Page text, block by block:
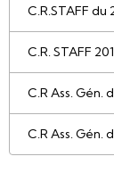
C.R.STAFF du
C.R. STAFF
C.R Ass. Gén.
C.R Ass. Gén.